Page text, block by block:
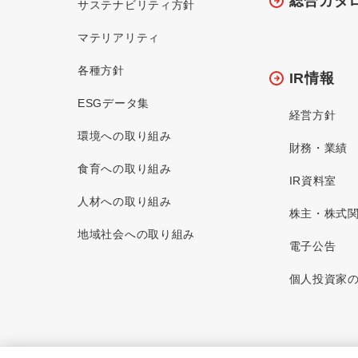
サステナビリティ方針
マテリアリティ
各種方針
ESGデータ集
環境への取り組み
食育への取り組み
人材への取り組み
地域社会への取り組み
IR情報
経営方針
財務・業績
IR資料室
株主・株式
電子公告
個人投資家